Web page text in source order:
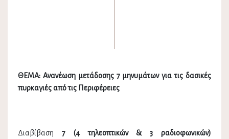
ΘΕΜΑ: Ανανέωση μετάδοσης 7 μηνυμάτων για τις δασικές
πυρκαγιές από τις Περιφέρειες
Διαβίβαση 7 (4 τηλεοπτικών & 3 ραδιοφωνικών)